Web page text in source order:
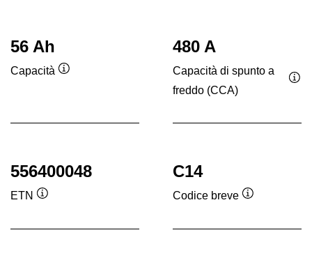
56 Ah
Capacità
480 A
Capacità di spunto a
freddo (CCA)
556400048
ETN
C14
Codice breve